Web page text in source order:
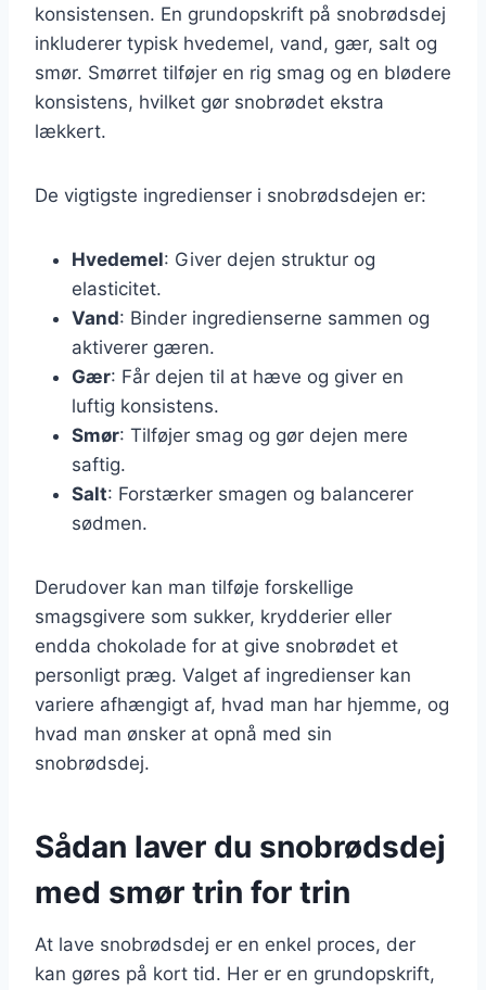
konsistensen. En grundopskrift på snobrødsdej
inkluderer typisk hvedemel, vand, gær, salt og
smør. Smørret tilføjer en rig smag og en blødere
konsistens, hvilket gør snobrødet ekstra
lækkert.
De vigtigste ingredienser i snobrødsdejen er:
Hvedemel: Giver dejen struktur og
elasticitet.
Vand: Binder ingredienserne sammen og
aktiverer gæren.
Gær: Får dejen til at hæve og giver en
luftig konsistens.
Smør: Tilføjer smag og gør dejen mere
saftig.
Salt: Forstærker smagen og balancerer
sødmen.
Derudover kan man tilføje forskellige
smagsgivere som sukker, krydderier eller
endda chokolade for at give snobrødet et
personligt præg. Valget af ingredienser kan
variere afhængigt af, hvad man har hjemme, og
hvad man ønsker at opnå med sin
snobrødsdej.
Sådan laver du snobrødsdej
med smør trin for trin
At lave snobrødsdej er en enkel proces, der
kan gøres på kort tid. Her er en grundopskrift,